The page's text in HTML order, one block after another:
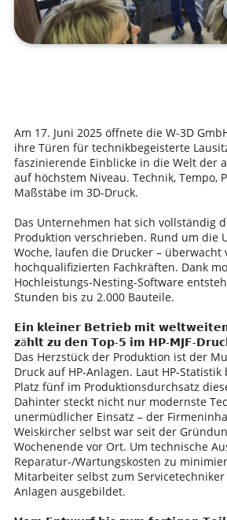
Am 17. Juni 2025 öffnete die W-3D
ihre Türen für technikbegeisterte
faszinierende Einblicke in die Welt der
auf höchstem Niveau. Technik, Tempo,
Maßstäbe im 3D-Druck.
Das Unternehmen hat sich vollständig
Produktion verschrieben. Rund um die
Woche, laufen die Drucker – überwacht
hochqualifizierten Fachkräften. Dank
Hochleistungs-Nesting-Software
Stunden bis zu 2.000 Bauteile.
𝗘𝗶𝗻 𝗸𝗹𝗲𝗶𝗻𝗲𝗿 𝗕𝗲𝘁𝗿𝗶𝗲𝗯 𝗺𝗶𝘁
𝘇ä𝗵𝗹𝘁 𝘇𝘂 𝗱𝗲𝗻 𝗧𝗼𝗽-𝟱 𝗶𝗺 𝗛𝗣-𝗠𝗝𝗙-
Das Herzstück der Produktion ist der
Druck auf HP-Anlagen. Laut HP-
Platz fünf im Produktionsdurchsatz
Dahinter steckt nicht nur modernste
unermüdlicher Einsatz – der
Weiskircher selbst war seit der
Wochenende vor Ort. Um technische
Reparatur-/Wartungskosten zu
Mitarbeiter selbst zum
Anlagen ausgebildet.